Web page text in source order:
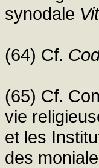
synodale
(64) Cf.
(65) Cf.
vie
et les
des